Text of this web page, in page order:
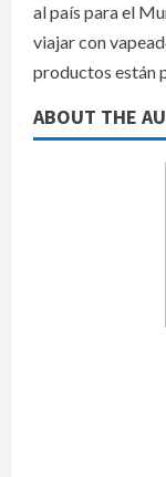
al país para el
viajar con
productos están
ABOUT THE